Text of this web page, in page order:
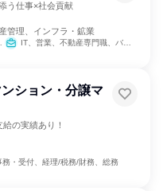
う仕事×社会貢献
管理、インフラ・鉱業
IT、営業、不動産専門職、バックオフィス・事務・受付、SCM/生産管理/購買/物流、経理/税務/財務、人事、法務/知財、建築/土木/プラント専門職
ション・分譲マ
の実績あり！
務・受付、経理/税務/財務、総務